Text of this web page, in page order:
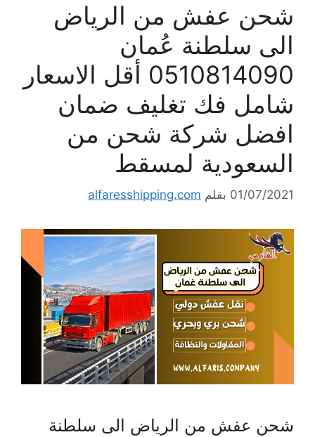
شحن عفش من الرياض
الى سلطنة عُمان
0510814090 أقل الاسعار
شامل فك تغليف ضمان
افضل شركة شحن من
السعودية لمسقط
01/07/2021 بقلم alfaresshipping.com
شحن عفش من الرياض الى سلطنة